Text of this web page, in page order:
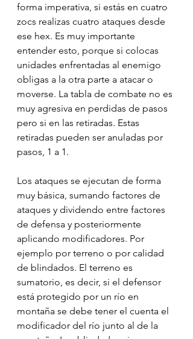
forma imperativa, si estás en cuatro
zocs realizas cuatro ataques desde
ese hex. Es muy importante
entender esto, porque si colocas
unidades enfrentadas al enemigo
obligas a la otra parte a atacar o
moverse. La tabla de combate no es
muy agresiva en perdidas de pasos
pero si en las retiradas. Estas
retiradas pueden ser anuladas por
pasos, 1 a 1.
Los ataques se ejecutan de forma
muy básica, sumando factores de
ataques y dividendo entre factores
de defensa y posteriormente
aplicando modificadores. Por
ejemplo por terreno o por calidad
de blindados. El terreno es
sumatorio, es decir, si el defensor
está protegido por un río en
montaña se debe tener el cuenta el
modificador del río junto al de la